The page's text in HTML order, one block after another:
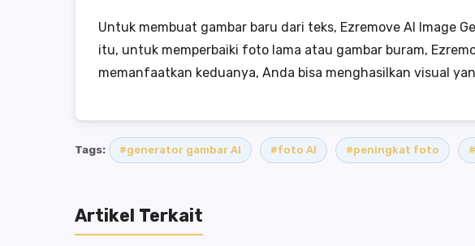
Untuk membuat gambar baru dari teks, Ezremove AI Image
itu, untuk memperbaiki foto lama atau gambar buram,
memanfaatkan keduanya, Anda bisa menghasilkan visual
Tags: #generator gambar AI #foto AI #peningkat foto
Artikel Terkait